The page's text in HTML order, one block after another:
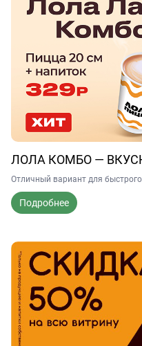
ЛОЛА КОМБО —
Отличный вариант для быстрого
Подробнее